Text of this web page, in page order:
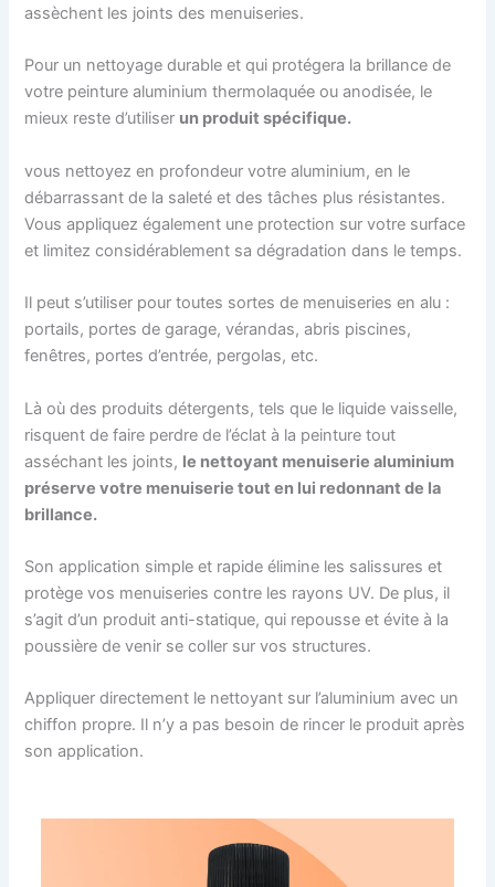
assèchent les joints des menuiseries.
Pour un nettoyage durable et qui protégera la brillance de
votre peinture aluminium thermolaquée ou anodisée, le
mieux reste d’utiliser un produit spécifique.
vous nettoyez en profondeur votre aluminium, en le
débarrassant de la saleté et des tâches plus résistantes.
Vous appliquez également une protection sur votre surface
et limitez considérablement sa dégradation dans le temps.
Il peut s’utiliser pour toutes sortes de menuiseries en alu :
portails, portes de garage, vérandas, abris piscines,
fenêtres, portes d’entrée, pergolas, etc.
Là où des produits détergents, tels que le liquide vaisselle,
risquent de faire perdre de l’éclat à la peinture tout
asséchant les joints, le nettoyant menuiserie aluminium
préserve votre menuiserie tout en lui redonnant de la
brillance.
Son application simple et rapide élimine les salissures et
protège vos menuiseries contre les rayons UV. De plus, il
s’agit d’un produit anti-statique, qui repousse et évite à la
poussière de venir se coller sur vos structures.
Appliquer directement le nettoyant sur l’aluminium avec un
chiffon propre. Il n’y a pas besoin de rincer le produit après
son application.